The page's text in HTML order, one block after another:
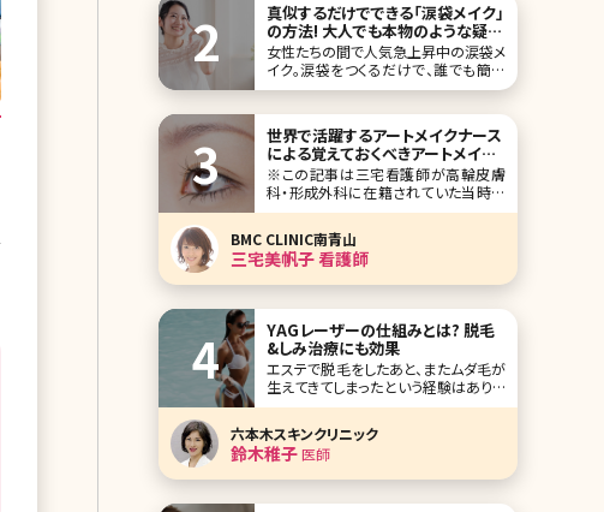
真似するだけでできる「涙袋メイク」
の方法! 大人でも本物のような疑似
涙袋に
女性たちの間で人気急上昇中の涙袋メ
イク。涙袋をつくるだけで、誰でも簡単
に可愛く優しい印象になれるため、幅
うやってメイクをしたらいいのか分から
ない」という方も多いのではないでしょ
うか。 そこで今回は、大人でも自然なぷ
っくり涙
世界で活躍するアートメイクナース
による覚えておくべきアートメイク
基礎論
※この記事は三宅看護師が高輪皮膚
科・形成外科に在籍されていた当時の
記事です。 女子なら一度はこんな経験
ありませんか? 眉の形が決まらない、左
右の形が揃わない。直しているうちにド
ンドン濃くなり、やがて学校や会社に遅
れそうになる。休日の急な来客。ノーメ
BMC CLINIC南青山
三宅美帆子 看護師
YAGレーザーの仕組みとは? 脱毛
&しみ治療にも効果
エステで脱毛をしたあと、またムダ毛が
生えてきてしまったという経験はありま
せんか?脱毛効果の高さを求めるなら、
ススメですが、ムダ毛が濃い人の場合、
レーザーでも効果がでにくいことがあ
ります。このようなガンコなムダ毛に悩
六本木スキンクリニック
鈴木稚子医師